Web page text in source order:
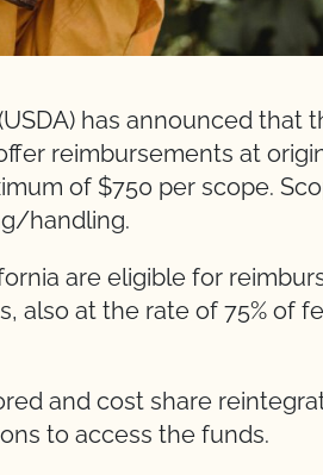
has announced that
reimbursements at
of $750 per scope.
handling.
are eligible for
also at the rate of 75% of
and cost share
to access the funds.